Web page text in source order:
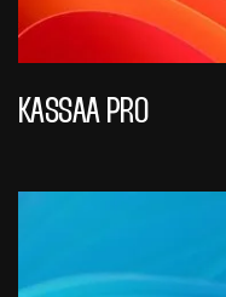
KASSAA PRO